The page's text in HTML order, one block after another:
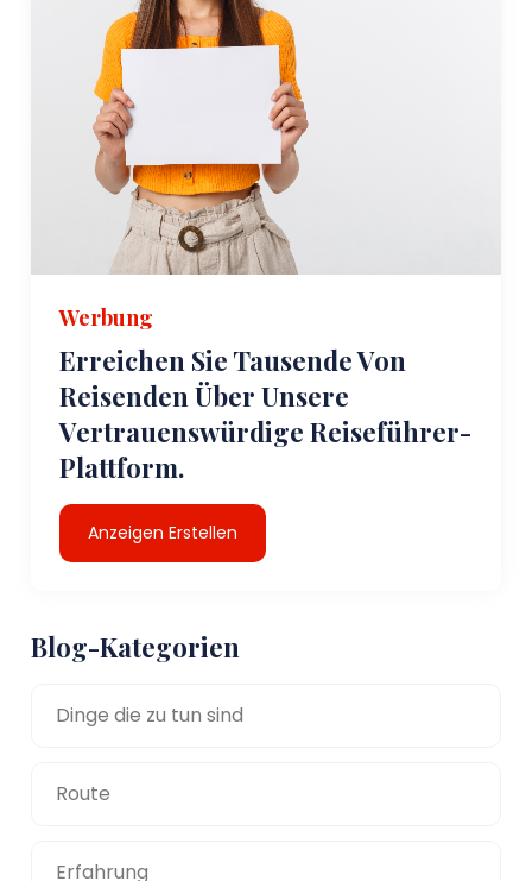
Werbung
Erreichen Sie Tausende Von
Reisenden Über Unsere
Vertrauenswürdige Reiseführer-
Plattform.
Anzeigen Erstellen
Blog-Kategorien
Dinge die zu tun sind
Route
Erfahrung